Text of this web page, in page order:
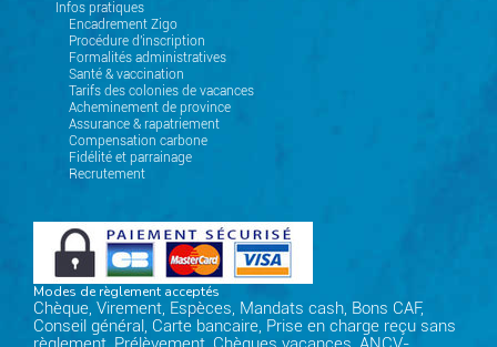
Infos pratiques
Encadrement Zigo
Procédure d'inscription
Formalités administratives
Santé & vaccination
Tarifs des colonies de vacances
Acheminement de province
Assurance & rapatriement
Compensation carbone
Fidélité et parrainage
Recrutement
Modes de règlement acceptés
Chèque, Virement, Espèces, Mandats cash, Bons CAF,
Conseil général, Carte bancaire, Prise en charge reçu sans